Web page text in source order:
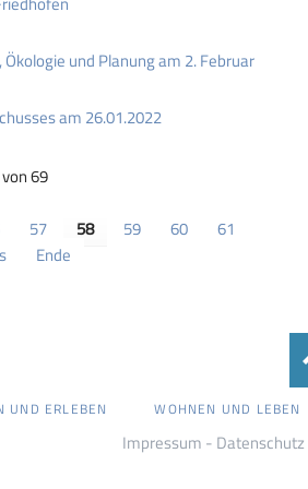
und Planung am 2. Februar
am 26.01.2022
69
57 58 59 60
61
Ende
UND ERLEBEN WOHNEN UND LEBEN
Impressum - Datenschutz